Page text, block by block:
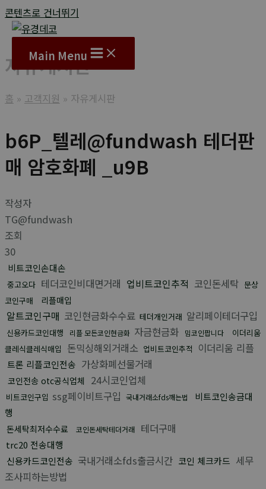
콘텐츠로 건너뛰기
Main Menu
자유게시판
홈 고객지원 자유게시판
b6P_텔레@fundwash 테더판
매 암호화폐 _u9B
작성자
TG@fundwash
조회
30
비트코인손대손
중고오다 테더코인비대면거래 업비트코인추적 코인돈세탁 문상
코인구매
리플매입
알트코인구매 코인현금화수수료 테더개인거래 알리페이테더구입
신용카드코인대행 리플 모든코인현금화 자금현금화 밈코인팝니다
이더리움
클레식클레식매입
돈믹싱해외거래소 업비트코인추적 이더리움 리플
트론 리플코인전송 가상화폐선물거래
코인전송 otc공식업체 24시코인업체
비트코인구입 ssg페이비트구입 국내거래소fds깨는법
비트코인송금대
행
돈세탁최저수수료 코인돈세탁테더거래 테더구매
trc20 전송대행
신용카드코인전송 국내거래소fds출금시간 코인 체크카드 세무
조사피하는방법